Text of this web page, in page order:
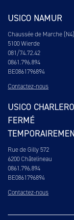
USICO NAMUR
Chaussée de Marche
5100 Wierde
081/74.72.42
0861.796.894
BE0861796894
Contactez-nous
USICO
FERMÉ
Rue de Gilly 572
6200 Châtelineau
0861.796.894
BE0861796894
Contactez-nous